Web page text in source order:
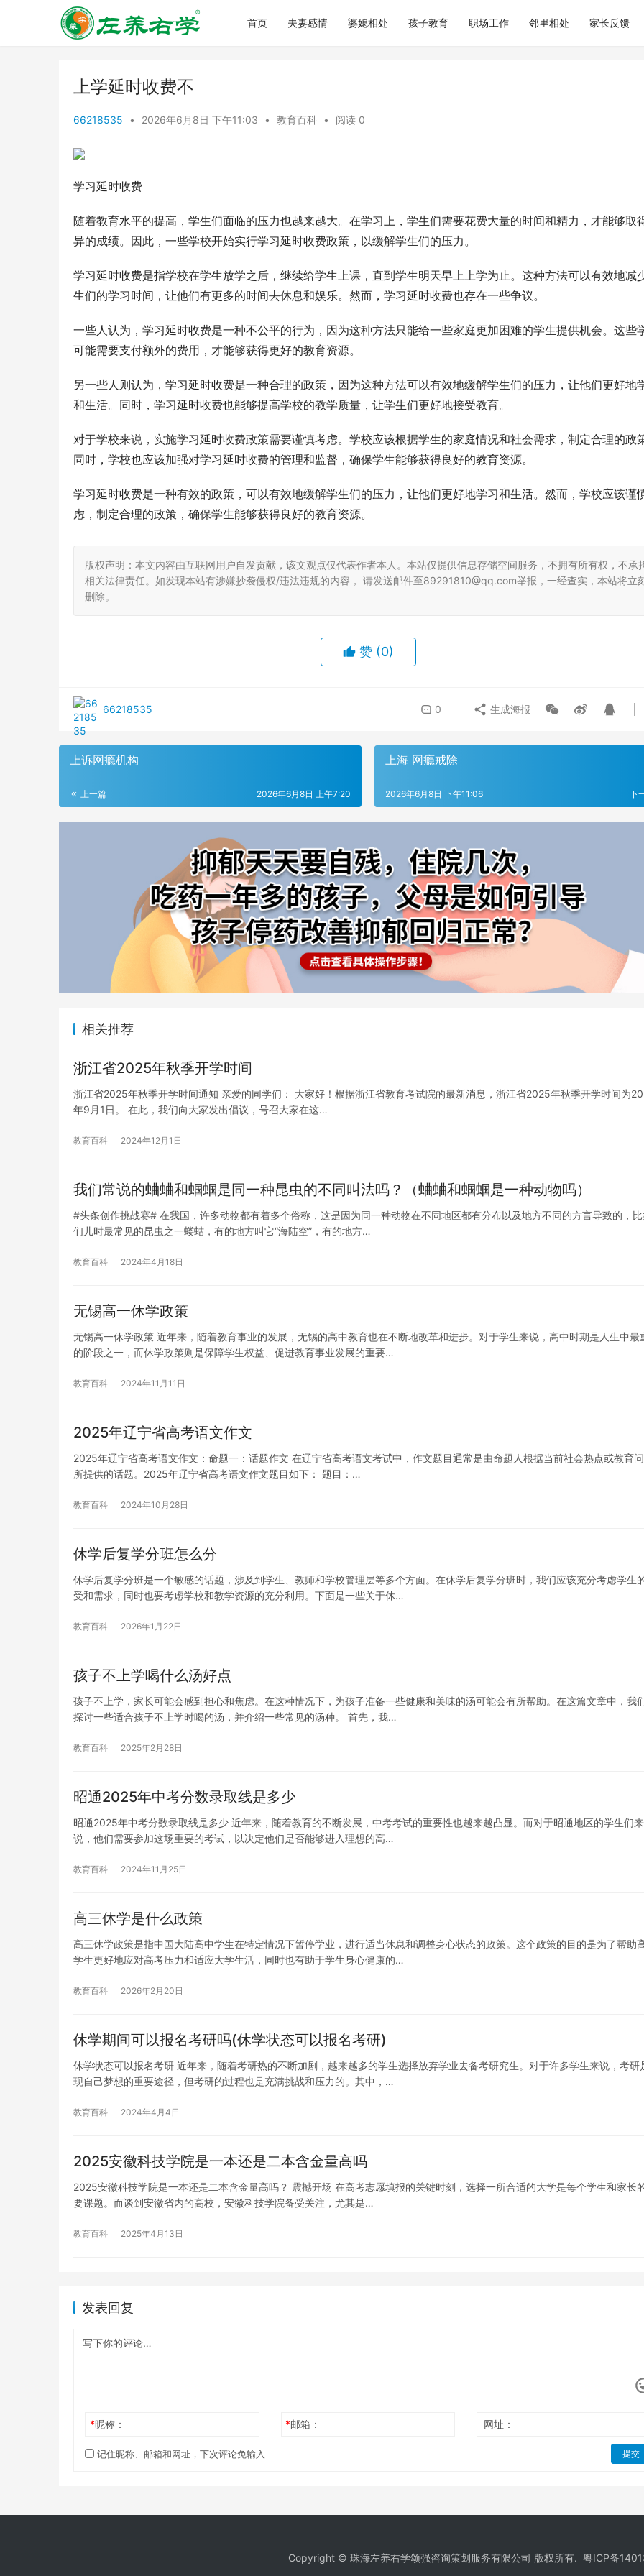
首页 夫妻感情 婆媳相处 孩子教育 职场工作 邻里相处 家长反馈
上学延时收费不
66218535 • 2026年6月8日 下午11:03 • 教育百科 • 阅读 0
学习延时收费
随着教育水平的提高，学生们面临的压力也越来越大。在学习上，学生们需要花费大量的时间和精力，才能够取
异的成绩。因此，一些学校开始实行学习延时收费政策，以缓解学生们的压力。
学习延时收费是指学校在学生放学之后，继续给学生上课，直到学生明天早上上学为止。这种方法可以有效地减
生们的学习时间，让他们有更多的时间去休息和娱乐。然而，学习延时收费也存在一些争议。
一些人认为，学习延时收费是一种不公平的行为，因为这种方法只能给一些家庭更加困难的学生提供机会。这些
可能需要支付额外的费用，才能够获得更好的教育资源。
另一些人则认为，学习延时收费是一种合理的政策，因为这种方法可以有效地缓解学生们的压力，让他们更好地
和生活。同时，学习延时收费也能够提高学校的教学质量，让学生们更好地接受教育。
对于学校来说，实施学习延时收费政策需要谨慎考虑。学校应该根据学生的家庭情况和社会需求，制定合理的政
同时，学校也应该加强对学习延时收费的管理和监督，确保学生能够获得良好的教育资源。
学习延时收费是一种有效的政策，可以有效地缓解学生们的压力，让他们更好地学习和生活。然而，学校应该谨
虑，制定合理的政策，确保学生能够获得良好的教育资源。
版权声明：本文内容由互联网用户自发贡献，该文观点仅代表作者本人。本站仅提供信息存储空间服务，不拥有所有权，不承
相关法律责任。如发现本站有涉嫌抄袭侵权/违法违规的内容， 请发送邮件至89291810@qq.com举报，一经查实，本站将立
删除。
赞 (0)
66218535 0 生成海报
上诉网瘾机构
上一篇 2026年6月8日 上午7:20
上海 网瘾戒除
下
2026年6月8日 下午11:06
相关推荐
浙江省2025年秋季开学时间
浙江省2025年秋季开学时间通知 亲爱的同学们： 大家好！根据浙江省教育考试院的最新消息，浙江省2025年秋季开学时间为
年9月1日。 在此，我们向大家发出倡议，号召大家在这…
教育百科 2024年12月1日
我们常说的蛐蛐和蝈蝈是同一种昆虫的不同叫法吗？（蛐蛐和蝈蝈是一种动物吗）
#头条创作挑战赛# 在我国，许多动物都有着多个俗称，这是因为同一种动物在不同地区都有分布以及地方不同的方言导致的，
们儿时最常见的昆虫之一蝼蛄，有的地方叫它“海陆空”，有的地方…
教育百科 2024年4月18日
无锡高一休学政策
无锡高一休学政策 近年来，随着教育事业的发展，无锡的高中教育也在不断地改革和进步。对于学生来说，高中时期是人生中最
的阶段之一，而休学政策则是保障学生权益、促进教育事业发展的重要…
教育百科 2024年11月11日
2025年辽宁省高考语文作文
2025年辽宁省高考语文作文：命题一：话题作文 在辽宁省高考语文考试中，作文题目通常是由命题人根据当前社会热点或教育
所提供的话题。2025年辽宁省高考语文作文题目如下： 题目：…
教育百科 2024年10月28日
休学后复学分班怎么分
休学后复学分班是一个敏感的话题，涉及到学生、教师和学校管理层等多个方面。在休学后复学分班时，我们应该充分考虑学生
受和需求，同时也要考虑学校和教学资源的充分利用。下面是一些关于休…
教育百科 2026年1月22日
孩子不上学喝什么汤好点
孩子不上学，家长可能会感到担心和焦虑。在这种情况下，为孩子准备一些健康和美味的汤可能会有所帮助。在这篇文章中，我
探讨一些适合孩子不上学时喝的汤，并介绍一些常见的汤种。 首先，我…
教育百科 2025年2月28日
昭通2025年中考分数录取线是多少
昭通2025年中考分数录取线是多少 近年来，随着教育的不断发展，中考考试的重要性也越来越凸显。而对于昭通地区的学生们来
说，他们需要参加这场重要的考试，以决定他们是否能够进入理想的高…
教育百科 2024年11月25日
高三休学是什么政策
高三休学政策是指中国大陆高中学生在特定情况下暂停学业，进行适当休息和调整身心状态的政策。这个政策的目的是为了帮助
学生更好地应对高考压力和适应大学生活，同时也有助于学生身心健康的…
教育百科 2026年2月20日
休学期间可以报名考研吗(休学状态可以报名考研)
休学状态可以报名考研 近年来，随着考研热的不断加剧，越来越多的学生选择放弃学业去备考研究生。对于许多学生来说，考研
现自己梦想的重要途径，但考研的过程也是充满挑战和压力的。其中，…
教育百科 2024年4月4日
2025安徽科技学院是一本还是二本含金量高吗
2025安徽科技学院是一本还是二本含金量高吗？ 震撼开场 在高考志愿填报的关键时刻，选择一所合适的大学是每个学生和家长
要课题。而谈到安徽省内的高校，安徽科技学院备受关注，尤其是…
教育百科 2025年4月13日
发表回复
*昵称： *邮箱： 网址：
记住昵称、邮箱和网址，下次评论免输入 提交
Copyright © 珠海左养右学颂强咨询策划服务有限公司 版权所有. 粤ICP备